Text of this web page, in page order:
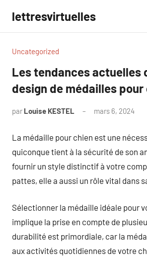
contenu
lettresvirtuelles
Uncategorized
Les tendances actuelles
design de médailles pour
par Louise KESTEL mars 6, 2024
La médaille pour chien est une
quiconque tient à la sécurité de son
fournir un style distinctif à votre
pattes, elle a aussi un rôle vital dans
Sélectionner la médaille idéale pour
implique la prise en compte de
durabilité est primordiale, car la
aux activités quotidiennes de votre